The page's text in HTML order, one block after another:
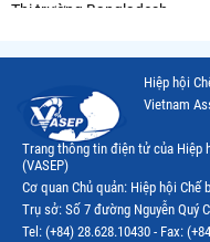
Thị trường Bangladesh
Thị trường Canada
Thị trường Ecuador
Thị trường EU
Thị trường Indonesia
Hiệp hội
Vietnam
Trang thông tin điện tử của Hiệp
(VASEP)
Cơ quan Chủ quản: Hiệp hội Chế
Trụ sở: Số 7 đường Nguyễn Quý
Tel: (+84) 28.628.10430 - Fax: